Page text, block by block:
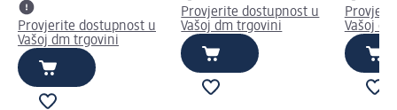
Provjerite dostupnost u
Vašoj dm trgovini
Provjerite dostupnost u
Vašoj dm trgovini
Vašoj